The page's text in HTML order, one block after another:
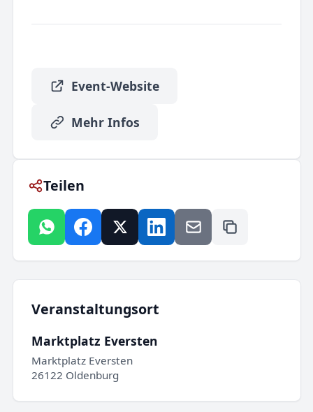
Event-Website
Mehr Infos
Teilen
Veranstaltungsort
Marktplatz Eversten
Marktplatz Eversten
26122 Oldenburg